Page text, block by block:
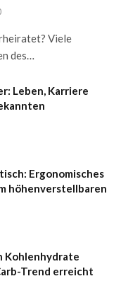
Viele
des…
Leben, Karriere
Ergonomisches
höhenverstellbaren
Kohlenhydrate
Trend erreicht